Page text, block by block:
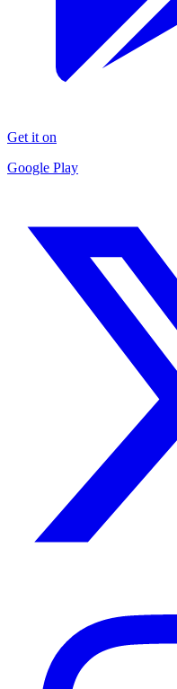
Get it on
Google Play